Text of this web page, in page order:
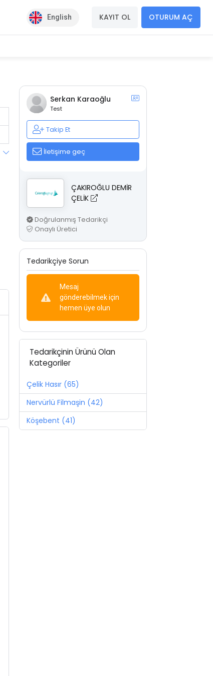
English KAYIT OL OTURUM AÇ
Serkan Karaoğlu
Test
Takip Et
İletişime geç
ÇAKIROĞLU DEMİR
ÇELİK
Doğrulanmış Tedarikçi
Onaylı Üretici
Tedarikçiye Sorun
Mesaj
gönderebilmek için
hemen üye olun
Tedarikçinin Ürünü Olan
Kategoriler
Çelik Hasır (65)
Nervürlü Filmaşin (42)
Köşebent (41)